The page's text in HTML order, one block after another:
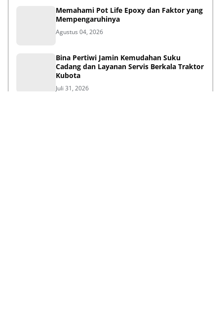
Memahami Pot Life Epoxy dan Faktor yang
Mempengaruhinya
Agustus 04, 2026
Bina Pertiwi Jamin Kemudahan Suku
Cadang dan Layanan Servis Berkala Traktor
Kubota
Juli 31, 2026